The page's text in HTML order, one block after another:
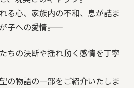
る心、家族内の不和、息が詰ま
への愛情――。
ちの決断や揺れ動く感情を丁寧
の物語の一部をご紹介いたしま